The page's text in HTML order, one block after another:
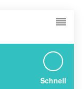
Schnell